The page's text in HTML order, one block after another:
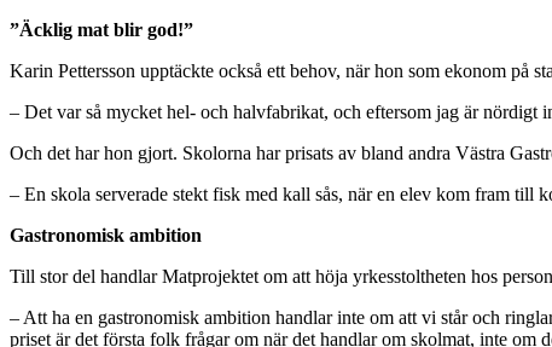
”Äcklig mat blir god!”
Karin Pettersson upptäckte också ett behov, när hon som ekonom på
– Det var så mycket hel- och halvfabrikat, och eftersom jag är nördigt
Och det har hon gjort. Skolorna har prisats av bland andra Västra
– En skola serverade stekt fisk med kall sås, när en elev kom fram till
Gastronomisk ambition
Till stor del handlar Matprojektet om att höja yrkesstoltheten hos
– Att ha en gastronomisk ambition handlar inte om att vi står och
priset är det första folk frågar om när det handlar om skolmat, inte om